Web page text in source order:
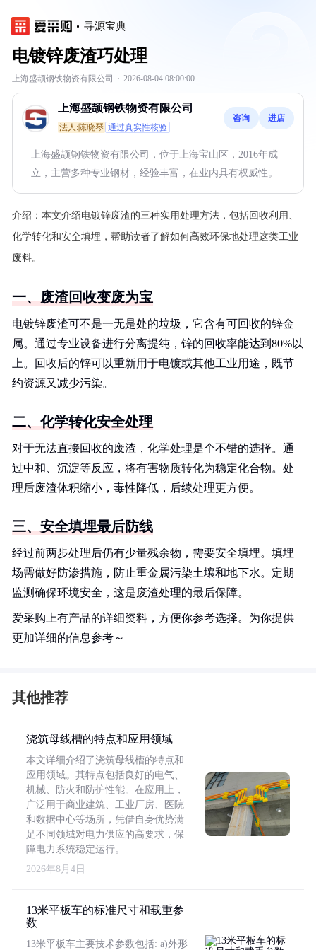
寻源宝典
电镀锌废渣巧处理
上海盛颉钢铁物资有限公司 · 2026-08-04 08:00:00
上海盛颉钢铁物资有限公司
法人:陈晓琴 通过真实性核验
咨询 进店
上海盛颉钢铁物资有限公司，位于上海宝山区，2016年成
立，主营多种专业钢材，经验丰富，在业内具有权威性。
介绍： 本文介绍电镀锌废渣的三种实用处理方法，包括回收利用、
化学转化和安全填埋，帮助读者了解如何高效环保地处理这类工业
废料。
一、废渣回收变废为宝
电镀锌废渣可不是一无是处的垃圾，它含有可回收的锌金
属。通过专业设备进行分离提纯，锌的回收率能达到80%以
上。回收后的锌可以重新用于电镀或其他工业用途，既节
约资源又减少污染。
二、化学转化安全处理
对于无法直接回收的废渣，化学处理是个不错的选择。通
过中和、沉淀等反应，将有害物质转化为稳定化合物。处
理后废渣体积缩小，毒性降低，后续处理更方便。
三、安全填埋最后防线
经过前两步处理后仍有少量残余物，需要安全填埋。填埋
场需做好防渗措施，防止重金属污染土壤和地下水。定期
监测确保环境安全，这是废渣处理的最后保障。
爱采购上有产品的详细资料，方便你参考选择。为你提供
更加详细的信息参考～
其他推荐
浇筑母线槽的特点和应用领域
本文详细介绍了浇筑母线槽的特点和
应用领域。其特点包括良好的电气、
机械、防火和防护性能。在应用上，
广泛用于商业建筑、工业厂房、医院
和数据中心等场所，凭借自身优势满
足不同领域对电力供应的高要求，保
障电力系统稳定运行。
2026年8月4日
13米平板车的标准尺寸和载重参
数
13米平板车主要技术参数包括: a)外形